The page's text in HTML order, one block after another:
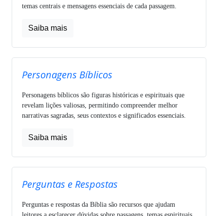
temas centrais e mensagens essenciais de cada passagem.
Saiba mais
Personagens Bíblicos
Personagens bíblicos são figuras históricas e espirituais que
revelam lições valiosas, permitindo compreender melhor
narrativas sagradas, seus contextos e significados essenciais.
Saiba mais
Perguntas e Respostas
Perguntas e respostas da Bíblia são recursos que ajudam